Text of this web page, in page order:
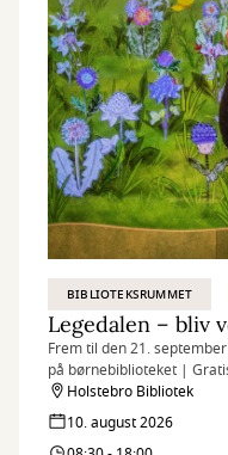
BIBLIOTEKSRUMMET
Legedalen – bliv
Frem til den 21.
på børnebiblioteket |
Holstebro Bibliotek
10. august 2026